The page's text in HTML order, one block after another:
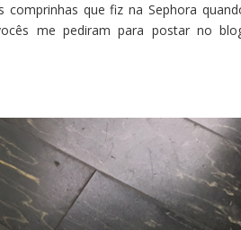
que fiz na Sephora
me pediram para postar no